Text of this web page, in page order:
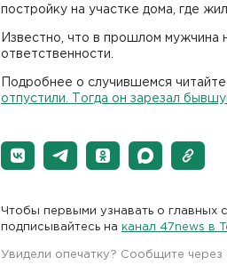
постройку на участке дома, где
Известно, что в прошлом мужчина
ответственности.
Подробнее о случившемся читайте
отпустили. Тогда он зарезал
Чтобы первыми узнавать о главных
подписывайтесь на канал 47news в
Увидели опечатку? Сообщите